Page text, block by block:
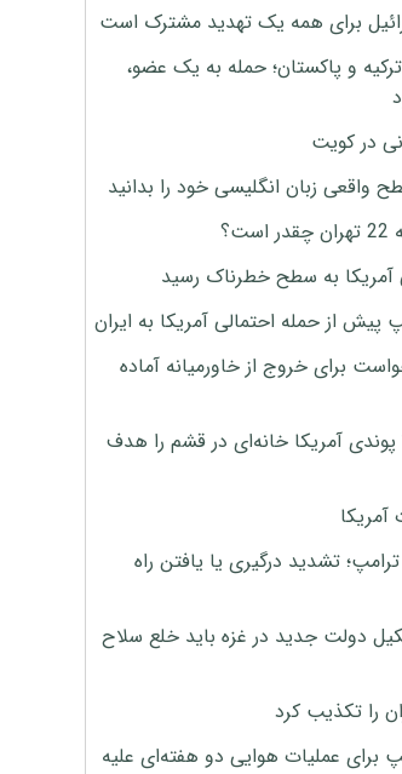
برای همه یک تهدید مشترک است
و پاکستان؛ حمله به یک عضو،
در کویت
واقعی زبان انگلیسی خود را بدانید
به سطح خطرناک رسید
از حمله احتمالی آمریکا به ایران
برای خروج از خاورمیانه آماده
نیویورک‌تایمز: بمب ۲۰۰۰ پوندی آمریکا خانه‌ای در قشم را هدف
آمریکا
تشدید درگیری یا یافتن راه
دولت جدید در غزه باید خلع سلاح
را تکذیب کرد
برای عملیات هوایی دو هفته‌ای علیه